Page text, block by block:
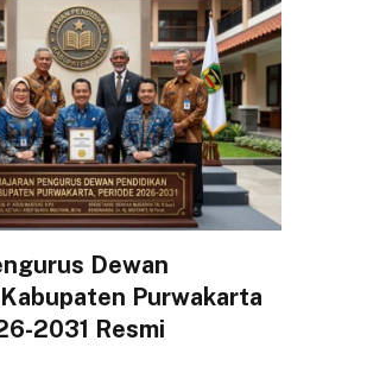
Dewan
Purwakarta
2031 Resmi